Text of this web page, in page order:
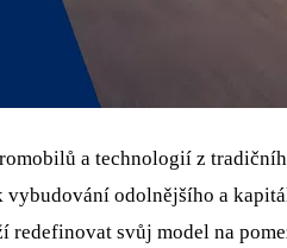
a technologií z
odolnějšího a
redefinovat svůj model na